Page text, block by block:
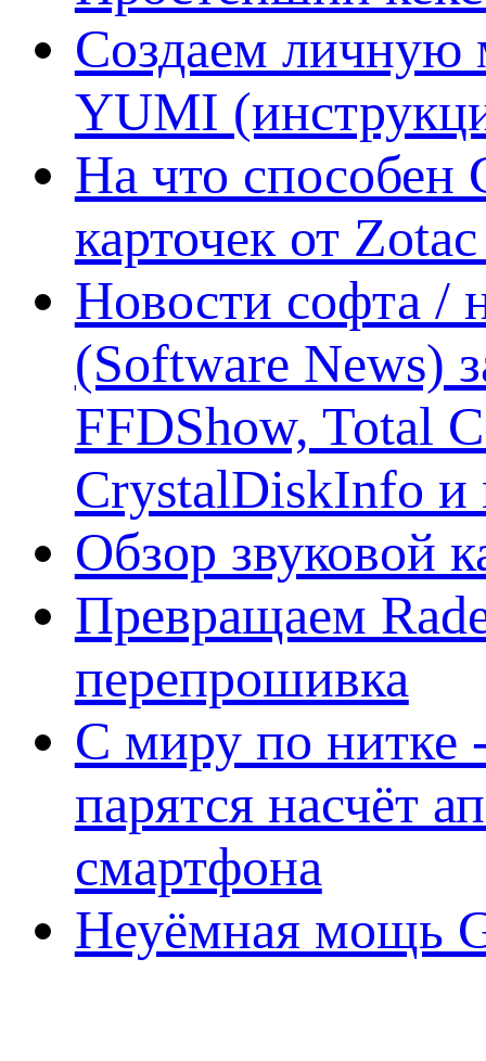
Создаем личную
YUMI
На что способен
карточек от
Новости софта /
(Software News)
FFDShow, Total
CrystalDiskInfo и
Обзор звуковой
Превращаем
перепрошивка
С миру по нитке
парятся насчёт
смартфона
Неуёмная мощь